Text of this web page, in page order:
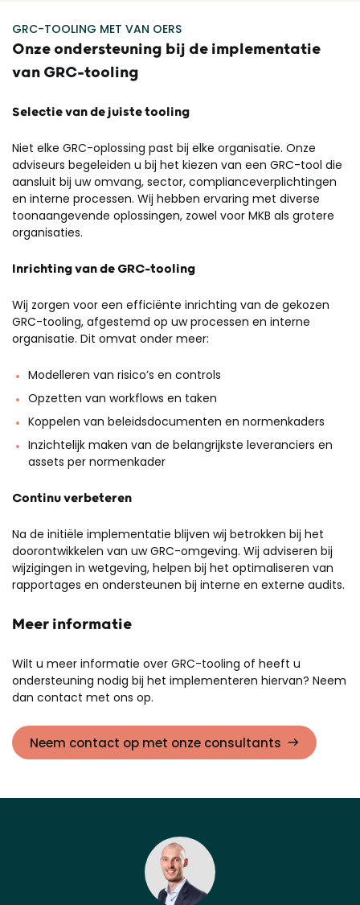
GRC-TOOLING MET VAN OERS
Onze ondersteuning bij de implementatie
van GRC-tooling
Selectie van de juiste tooling
Niet elke GRC-oplossing past bij elke organisatie. Onze
adviseurs begeleiden u bij het kiezen van een GRC-tool die
aansluit bij uw omvang, sector, complianceverplichtingen
en interne processen. Wij hebben ervaring met diverse
toonaangevende oplossingen, zowel voor MKB als grotere
organisaties.
Inrichting van de GRC-tooling
Wij zorgen voor een efficiënte inrichting van de gekozen
GRC-tooling, afgestemd op uw processen en interne
organisatie. Dit omvat onder meer:
Modelleren van risico’s en controls
Opzetten van workflows en taken
Koppelen van beleidsdocumenten en normenkaders
Inzichtelijk maken van de belangrijkste leveranciers en
assets per normenkader
Continu verbeteren
Na de initiële implementatie blijven wij betrokken bij het
doorontwikkelen van uw GRC-omgeving. Wij adviseren bij
wijzigingen in wetgeving, helpen bij het optimaliseren van
rapportages en ondersteunen bij interne en externe audits.
Meer informatie
Wilt u meer informatie over GRC-tooling of heeft u
ondersteuning nodig bij het implementeren hiervan? Neem
dan contact met ons op.
Neem contact op met onze consultants